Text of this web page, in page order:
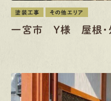
塗装工事 その他エリア
一宮市 Y様 屋根・